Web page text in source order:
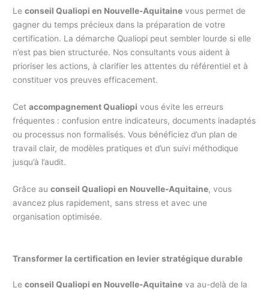
Leconseil Qualiopi en Nouvelle-Aquitaine vous permet de
gagner du temps précieux dans la préparation de votre
certification. La démarche Qualiopi peut sembler lourde si elle
n’est pas bien structurée. Nos consultants vous aident à
prioriser les actions, à clarifier les attentes du référentiel et à
constituer vos preuves efficacement.
Cetaccompagnement Qualiopi vous évite les erreurs
fréquentes : confusion entre indicateurs, documents inadaptés
ou processus non formalisés. Vous bénéficiez d’un plan de
travail clair, de modèles pratiques et d’un suivi méthodique
jusqu’à l’audit.
Grâce auconseil Qualiopi en Nouvelle-Aquitaine, vous
avancez plus rapidement, sans stress et avec une
organisation optimisée.
Transformer la certification en levier stratégique durable
Leconseil Qualiopi en Nouvelle-Aquitaine va au-delà de la